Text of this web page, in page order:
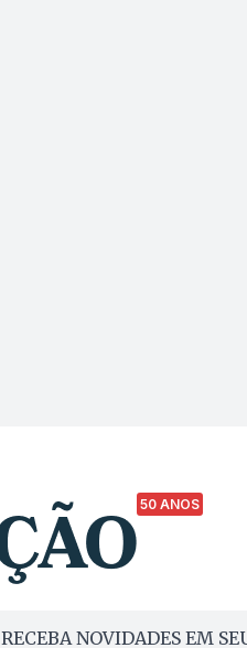
50 ANOS
RECEBA NOVIDADES EM